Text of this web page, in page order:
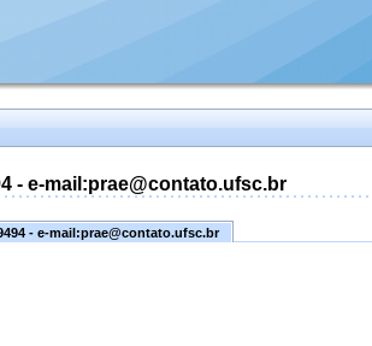
- e-mail:prae@contato.ufsc.br
- e-mail:prae@contato.ufsc.br